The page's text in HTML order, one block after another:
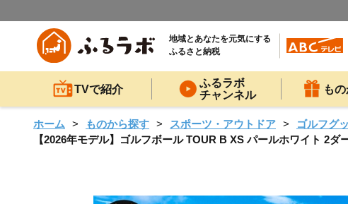
地域とあなたを元気にする
ふるさと納税
TVで紹介
ふるラボ
チャンネル
も
ホーム ものから探す スポーツ・アウトドア
ゴルフグ
【2026年モデル】ゴルフボール TOUR B XS パールホワイト 2